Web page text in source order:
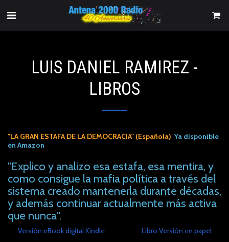
LUIS DANIEL RAMIREZ -
LIBROS
"LA GRAN ESTAFA DE LA DEMOCRACIA" (Española) Ya disponible
en Amazon
"Explico y analizo esa estafa, esa mentira, y
como consigue la mafia política a través del
sistema creado mantenerla durante décadas,
y además continuar actualmente más activa
que nunca".
Versión eBook digital Kindle Libro Versión en papel